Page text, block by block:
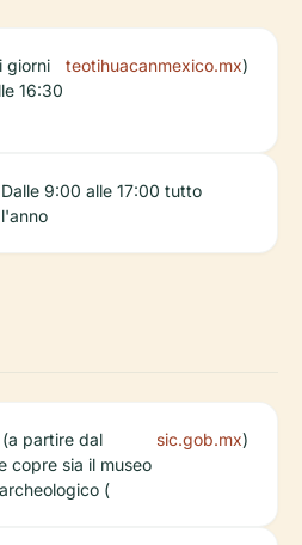
giorni
16:30
teotihuacanmexico.mx)
Dalle 9:00 alle 17:00 tutto
l'anno
partire dal
copre sia il museo
(
sic.gob.mx)